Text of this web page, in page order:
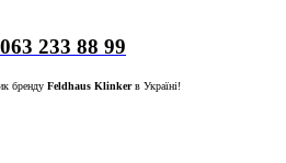
233 88 99
бренду Feldhaus Klinkerв Україні!